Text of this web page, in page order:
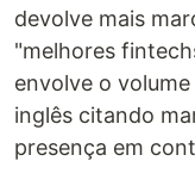
devolve mais
"melhores
envolve o
inglês citando
presença em